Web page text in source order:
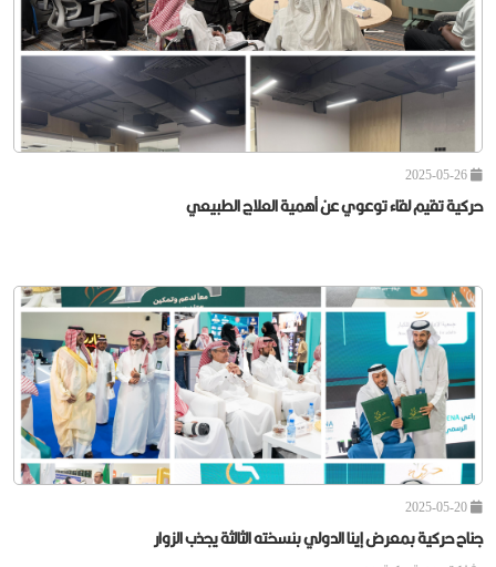
2025-05-26
حركية تقيم لقاء توعوي عن أهمية العلاج الطبيعي